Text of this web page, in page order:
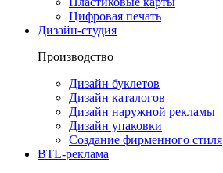
Цифровая печать
Дизайн-студия
Производство
Дизайн буклетов
Дизайн каталогов
Дизайн наружной рекламы
Дизайн упаковки
Создание фирменного стиля
BTL-реклама